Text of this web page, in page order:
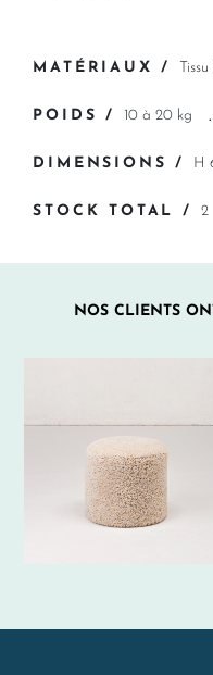
MATÉRIAUX /
POIDS / 10 à 20 kg
DIMENSIONS / H
STOCK TOTAL / 2
NOS CLIENTS